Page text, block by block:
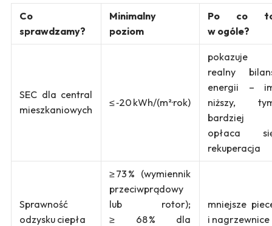
Co
sprawdzamy?
Minimalny
poziom
Po co
w ogóle?
SEC dla central
mieszkaniowych
≤ ‑20 kWh/(m²·rok)
pokazuje
realny
energii –
niższy,
bardziej
opłaca
rekuperacja
Sprawność
odzysku ciepła
≥ 73 % (wymiennik
przeciwprądowy
lub rotor);
≥ 68 % dla
mniejsze
i nagrzewnice